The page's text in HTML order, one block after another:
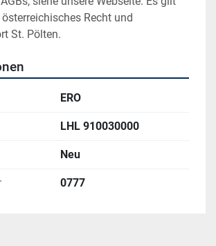
Recht und
St. Pölten.
ERO
LHL 910030000
Neu
0777